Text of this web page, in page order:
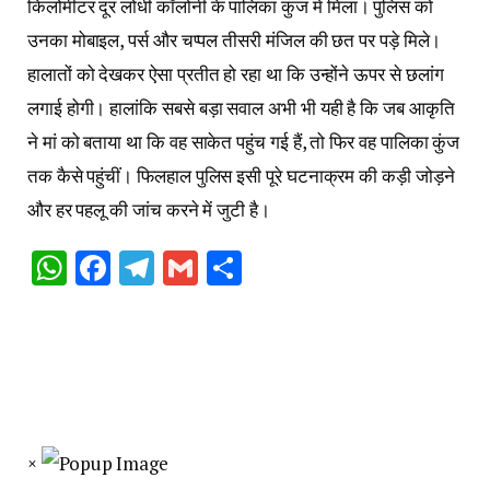
किलोमीटर दूर लोधी कॉलोनी के पालिका कुंज में मिला। पुलिस को
उनका मोबाइल, पर्स और चप्पल तीसरी मंजिल की छत पर पड़े मिले।
हालातों को देखकर ऐसा प्रतीत हो रहा था कि उन्होंने ऊपर से छलांग
लगाई होगी। हालांकि सबसे बड़ा सवाल अभी भी यही है कि जब आकृति
ने मां को बताया था कि वह साकेत पहुंच गई हैं, तो फिर वह पालिका कुंज
तक कैसे पहुंचीं। फिलहाल पुलिस इसी पूरे घटनाक्रम की कड़ी जोड़ने
और हर पहलू की जांच करने में जुटी है।
WhatsApp
Facebook
Telegram
Gmail
×